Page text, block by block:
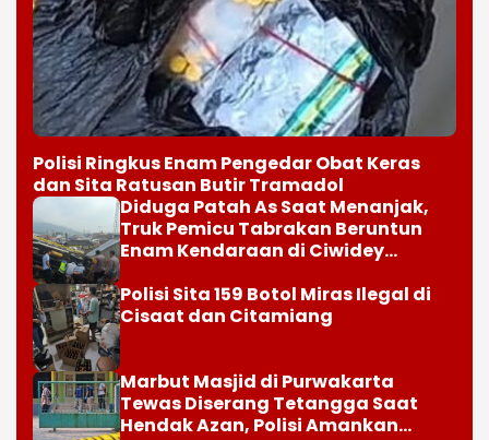
Polisi Ringkus Enam Pengedar Obat Keras
dan Sita Ratusan Butir Tramadol
Diduga Patah As Saat Menanjak,
Truk Pemicu Tabrakan Beruntun
Enam Kendaraan di Ciwidey
Polisi Sita 159 Botol Miras Ilegal di
Cisaat dan Citamiang
Marbut Masjid di Purwakarta
Tewas Diserang Tetangga Saat
Hendak Azan, Polisi Amankan